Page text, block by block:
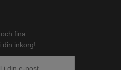
fina
din inkorg!